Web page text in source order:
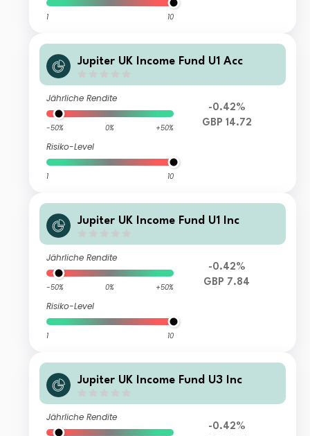
1 10
Jupiter UK Income Fund U1 Acc
Jährliche Rendite
-50% 0% +50%
Risiko-Level
1 10
-0.42%
GBP 14.72
Jupiter UK Income Fund U1 Inc
Jährliche Rendite
-50% 0% +50%
Risiko-Level
1 10
-0.42%
GBP 7.84
Jupiter UK Income Fund U3 Inc
Jährliche Rendite
-0.42%